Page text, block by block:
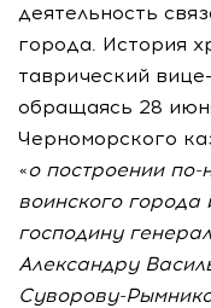
деятельность
города. История
таврический
обращаясь 28
Черноморского
«о построении по-
воинского города
господину
Александру
Суворову-